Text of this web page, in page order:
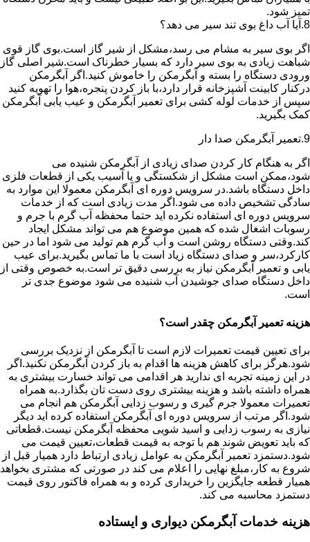
تمیز شود.
8.آیا آب داغ بوی تند سیر می دهد؟
اگر بوی سیر به مشام می رسد،مشکل از شیر گاز است.بوی گاز قوی
شباهت زیادی به بوی سیر دارد که بسیار خطرناک است.شیر اصلی گاز
ورودی دستگاه را بسته و آبگرمکن را خاموش کنید.اگر آبگرمکن
درکنار کابینت آشپزخانه قرار دارد،با باز کردن پنجره،هوا را تهویه کنید
سپس از خدمات لوله کشی برای تعمیر آبگرمکن و عیب یابی آبگرمکن
کمک بگیرید.
9.تعمیر آبگرمکن صدا دار
اگر به هنگام کار کردن صدای زیادی از آبگرمکن شنیده می
شود،ممکن است مشکل از شکستگی و یا آسیب یکی از قطعات فلزی
داخل دستگاه باشد.در سرویس دوره ای آبگرمکن معمولا این موارد به
سادگی تشخیص داده می شود.اگر مدت زیادی است که از خدمات
سرویس دوره ای استفاده نکرده اید حتما محفظه آب گرم با جرم و
رسوبات اشغال شده که همین موضوع هم می تواند مشکل ایجاد
کند.وقتی دستگاه روشن است و آب گرم هم تولید می شود اما در حین
کارکرد،سر و صدای دستگاه زیاد است با ما تماس بگیرید.برای عیب
یابی و تعمیر آبگرمکن نیاز به بررسی دقیق تر است.به خصوص وقتی از
داخل دستگاه صدای جوشیدن آب شنیده می شود موضوع جدی تر
است.
هزینه تعمیر آبگرمکن چقدر است؟
برای تعیین قیمت تعمیرات لازم است تا آبگرمکن از نزدیک بررسی
شود.هرگز برای کاهش هزینه ها اقدام به باز کردن آبگرمکن نکنید.اگر
در این زمینه تجربه ای ندارید هر اقدامی می تواند خسارت بیشتری به
همراه داشته باشد و هزینه بیشتری روی دست تان بگذارد.به همراه
تعمیرات معمولا جرم گیری و رسوب زدایی آبگرمکن هم انجام می
شود.اگر مرتب از سرویس دوره ای آبگرمکن استفاده کرده اید دیگر
نیازی به رسوب زدایی و اسید شویی محفظه آبگرمکن نیست.قطعاتی
که باید تعویض شوند هم با توجه به قیمت قطعات،تعیین قیمت می
شود.دستمزد تعمیر آبگرمکن به عوامل زیادی ارتباط دارد همیار قبل از
شروع به کار،مبلغ نهایی را اعلام می کند در صورتی که مشتری بخواهد
همیار قطعه جایگزین را خریداری کرده و به همراه فاکتور روی قیمت
دستمزد محاسبه می کند.
هزینه خدمات آبگرمکن دیواری و ایستاده